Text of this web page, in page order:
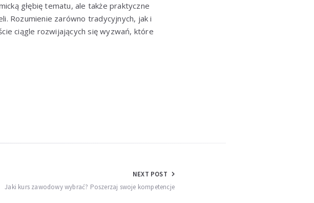
głębię tematu, ale także praktyczne
Rozumienie zarówno tradycyjnych, jak i
ciągle rozwijających się wyzwań, które
NEXT POST
Jaki kurs zawodowy wybrać? Poszerzaj swoje kompetencje